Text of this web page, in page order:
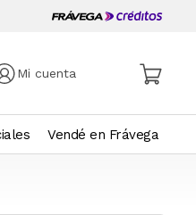
Mi cuenta
Vendé en Frávega